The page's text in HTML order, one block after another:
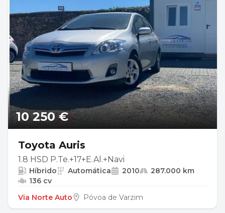
10 250 €
Toyota Auris
1.8 HSD P.Te.+17+E.Al.+Navi
Híbrido Automática 2010
287.000 km
136 cv
Via Norte Auto
Póvoa de Varzim